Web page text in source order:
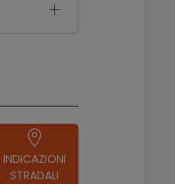
INDICAZIONI
STRADALI